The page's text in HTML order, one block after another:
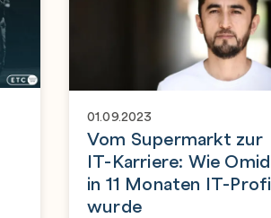
01.09.2023
Vom Supermarkt zur
IT-Karriere: Wie Omid
in 11 Monaten IT-Profi
wurde